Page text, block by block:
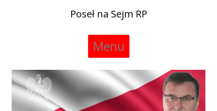
Poseł na Sejm RP
Menu
Skip